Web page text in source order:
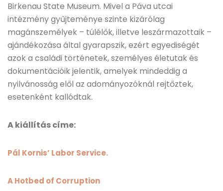
Birkenau State Museum. Mivel a Páva utcai
intézmény gyűjteménye szinte kizárólag
magánszemélyek – túlélők, illetve leszármazottaik –
ajándékozása által gyarapszik, ezért egyediségét
azok a családi történetek, személyes életutak és
dokumentációik jelentik, amelyek mindeddig a
nyilvánosság elől az adományozóknál rejtőztek,
esetenként kallódtak.
A kiállítás címe:
Pál Kornis’ Labor Service.
A Hotbed of Corruption